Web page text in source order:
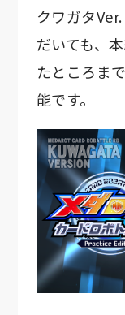
クワガタ
だいても、
たところま
能です。